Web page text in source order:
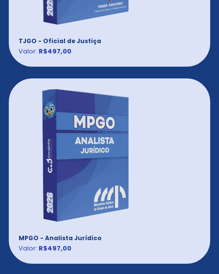
TJGO - Oficial de Justiça
Valor: R$497,00
MPGO - Analista Jurídico
Valor: R$497,00